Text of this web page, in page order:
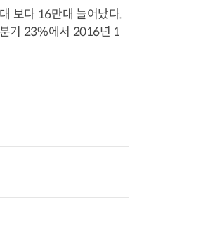
보다 16만대 늘어났다.
기 23%에서 2016년 1